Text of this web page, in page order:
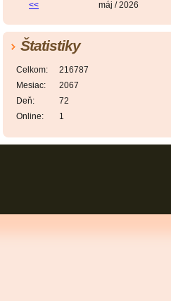
<< máj / 2026
Štatistiky
Online: 1
Celkom:
216787
Mesiac:
2067
Deň:
72